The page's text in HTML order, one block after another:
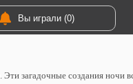
Вы играли (0)
загадочные создания ночи